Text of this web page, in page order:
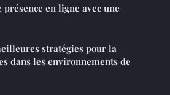
en ligne avec une
stratégies pour la
dans les environnements de